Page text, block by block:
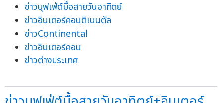
ข่าวบุฟเฟ่ต์มื้อสายวันอาทิตย์
ข่าวอินเตอร์คอนติเนนตัล
ข่าวContinental
ข่าวอินเตอร์คอน
ข่าวต่างประเทศ